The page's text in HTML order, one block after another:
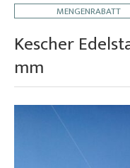
MENGENRABATT
Kescher
mm